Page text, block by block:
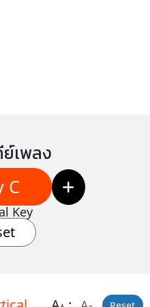
เพลง
C
Key